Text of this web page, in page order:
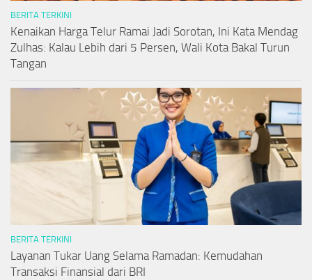
BERITA TERKINI
Kenaikan Harga Telur Ramai Jadi Sorotan, Ini Kata Mendag
Zulhas: Kalau Lebih dari 5 Persen, Wali Kota Bakal Turun
Tangan
BERITA TERKINI
Layanan Tukar Uang Selama Ramadan: Kemudahan
Transaksi Finansial dari BRI